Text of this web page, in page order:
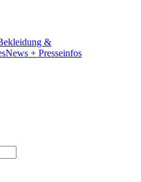
&
News + Presseinfos